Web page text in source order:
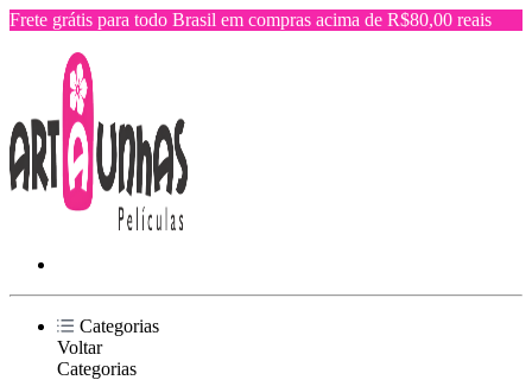
Frete grátis para todo Brasil em compras acima de R$80,00 reais
Categorias
Voltar
Categorias